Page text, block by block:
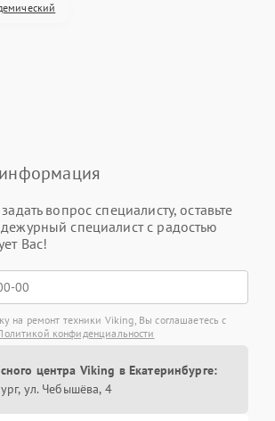
вопрос специалисту, оставьте
специалист с радостью
Вас!
на ремонт техники Viking, Вы соглашаетесь с
конфиденциальности
центра Viking в Екатеринбурге:
ул. Чебышёва, 4